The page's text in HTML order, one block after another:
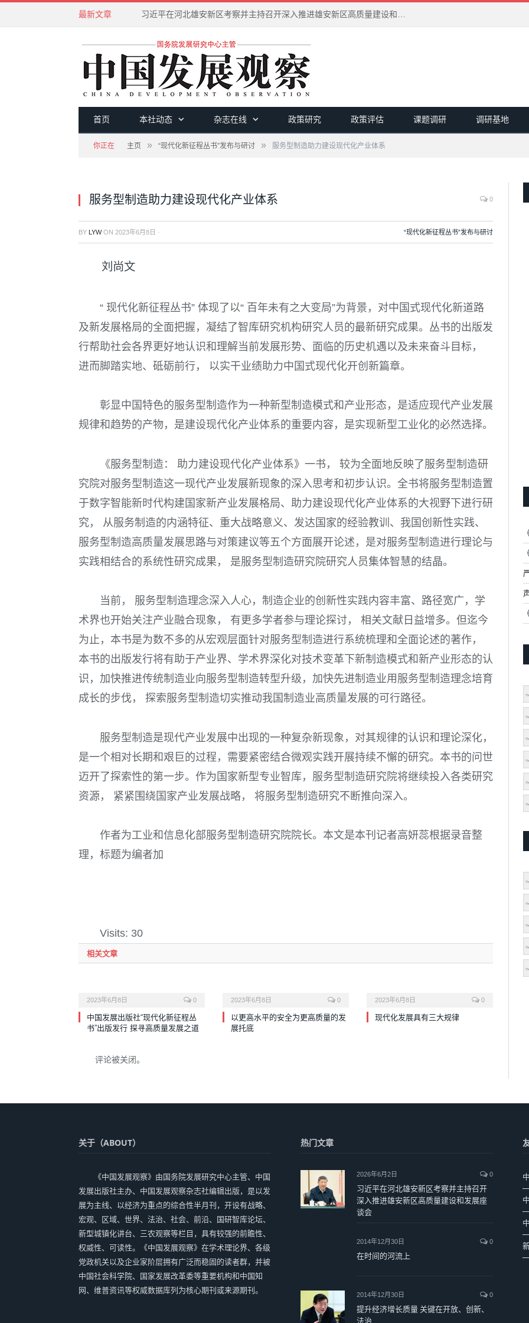
最新文章 习近平在河北雄安新区考察并主持召开深入推进雄安新区高质量建设和发展座谈会
首页 本社动态 杂志在线 政策研究 政策评估 课题调研 调研基地
你正在 主页 » “现代化新征程丛书”发布与研讨 » 服务型制造助力建设现代化产业体系
服务型制造助力建设现代化产业体系 0
BY LYWON 2023年6月8日 · “现代化新征程丛书”发布与研讨
刘尚文
“ 现代化新征程丛书” 体现了以“ 百年未有之大变局”为背景，对中国式现代化新道路
及新发展格局的全面把握，凝结了智库研究机构研究人员的最新研究成果。丛书的出版发
行帮助社会各界更好地认识和理解当前发展形势、面临的历史机遇以及未来奋斗目标，
进而脚踏实地、砥砺前行， 以实干业绩助力中国式现代化开创新篇章。
彰显中国特色的服务型制造作为一种新型制造模式和产业形态，是适应现代产业发展
规律和趋势的产物，是建设现代化产业体系的重要内容，是实现新型工业化的必然选择。
《服务型制造： 助力建设现代化产业体系》一书， 较为全面地反映了服务型制造研
究院对服务型制造这一现代产业发展新现象的深入思考和初步认识。全书将服务型制造置
于数字智能新时代构建国家新产业发展格局、助力建设现代化产业体系的大视野下进行研
究， 从服务制造的内涵特征、重大战略意义、发达国家的经验教训、我国创新性实践、
服务型制造高质量发展思路与对策建议等五个方面展开论述，是对服务型制造进行理论与
实践相结合的系统性研究成果， 是服务型制造研究院研究人员集体智慧的结晶。
当前， 服务型制造理念深入人心，制造企业的创新性实践内容丰富、路径宽广，学
术界也开始关注产业融合现象， 有更多学者参与理论探讨， 相关文献日益增多。但迄今
为止，本书是为数不多的从宏观层面针对服务型制造进行系统梳理和全面论述的著作，
本书的出版发行将有助于产业界、学术界深化对技术变革下新制造模式和新产业形态的认
识，加快推进传统制造业向服务型制造转型升级，加快先进制造业用服务型制造理念培育
成长的步伐， 探索服务型制造切实推动我国制造业高质量发展的可行路径。
服务型制造是现代产业发展中出现的一种复杂新现象，对其规律的认识和理论深化，
是一个相对长期和艰巨的过程，需要紧密结合微观实践开展持续不懈的研究。本书的问世
迈开了探索性的第一步。作为国家新型专业智库，服务型制造研究院将继续投入各类研究
资源， 紧紧围绕国家产业发展战略， 将服务型制造研究不断推向深入。
作者为工业和信息化部服务型制造研究院院长。本文是本刊记者高妍蕊根据录音整
理，标题为编者加
Visits: 30
相关文章
2023年6月8日 0
中国发展出版社“现代化新征程丛
书”出版发行 探寻高质量发展之道
2023年6月8日 0
以更高水平的安全为更高质量的发
展托底
2023年6月8日 0
现代化发展具有三大规律
评论被关闭。
关于（ABOUT）
《中国发展观察》由国务院发展研究中心主管、中国
发展出版社主办、中国发展观察杂志社编辑出版，是以发
展为主线、以经济为重点的综合性半月刊，开设有战略、
宏观、区域、世界、法治、社会、前沿、国研智库论坛、
新型城镇化讲台、三农观察等栏目，具有较强的前瞻性、
权威性、可读性。《中国发展观察》在学术理论界、各级
党政机关以及企业家阶层拥有广泛而稳固的读者群，并被
中国社会科学院、国家发展改革委等重要机构和中国知
网、维普资讯等权威数据库列为核心期刊或来源期刊。
热门文章
2026年6月2日 0
习近平在河北雄安新区考察并主持召开
深入推进雄安新区高质量建设和发展座
谈会
2014年12月30日 0
在时间的河流上
2014年12月30日 0
提升经济增长质量 关键在开放、创新、
法治